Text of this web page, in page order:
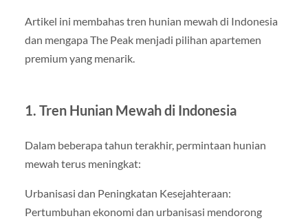
Artikel ini membahas tren hunian mewah di Indonesia
dan mengapa The Peak menjadi pilihan apartemen
premium yang menarik.
1. Tren Hunian Mewah di Indonesia
Dalam beberapa tahun terakhir, permintaan hunian
mewah terus meningkat:
Urbanisasi dan Peningkatan Kesejahteraan:
Pertumbuhan ekonomi dan urbanisasi mendorong